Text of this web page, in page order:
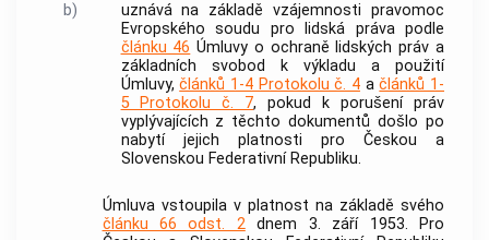
b)
uznává na základě vzájemnosti pravomoc
Evropského soudu pro lidská práva podle
článku 46 Úmluvy o ochraně lidských práv a
základních svobod k výkladu a použití
Úmluvy,článků 1-4 Protokolu č. 4ačlánků 1-
5 Protokolu č. 7, pokud k porušení práv
vyplývajících z těchto dokumentů došlo po
nabytí jejich platnosti pro Českou a
Slovenskou Federativní Republiku.
Úmluva vstoupila v platnost na základě svého
článku 66 odst. 2dnem 3. září 1953. Pro